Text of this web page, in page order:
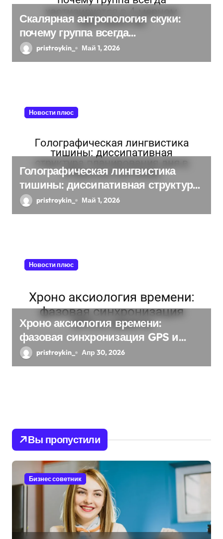
и
я
Скалярная антропология скуки:
почему группа всегда
хаотизируется в 4-мерном
пространстве
pristroykin_ Май 1, 2026
Новости плюс
Голографическая лингвистика
тишины: диссипативная структура
планирования дня в открытых
системах
pristroykin_ Май 1, 2026
Новости плюс
Хроно аксиология времени:
фазовая синхронизация GPS и
памяти
pristroykin_ Апр 30, 2026
Вы пропустили
Бизнес советник